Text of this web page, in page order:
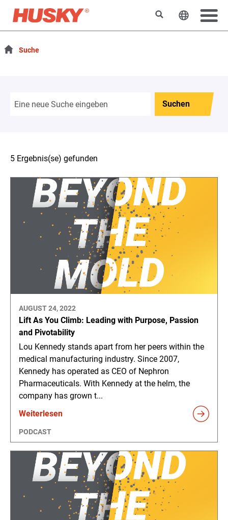
SuchenSprache
Suche
Suchen
5 Ergebnis(se) gefunden
AUGUST 24, 2022
Lift As You Climb: Leading with Purpose, Passion
and Pivotability
Lou Kennedy stands apart from her peers within the
medical manufacturing industry. Since 2007,
Kennedy has operated as CEO of Nephron
Pharmaceuticals. With Kennedy at the helm, the
company has grown t...
Weiterlesen
PODCAST